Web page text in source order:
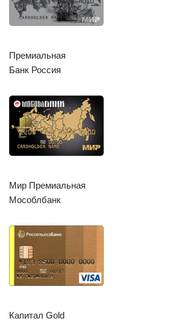
Премиальная
Банк Россия
Мир Премиальная
Мособлбанк
Капитал Gold